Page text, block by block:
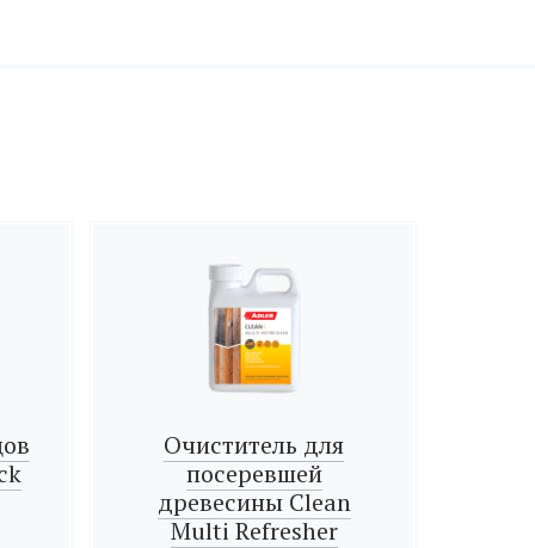
Очиститель для
посеревшей
древесины Clean
Multi Refresher